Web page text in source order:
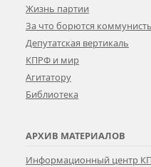
Жизнь партии
За что борются
Депутатская вертикаль
КПРФ и мир
Агитатору
Библиотека
АРХИВ МАТЕРИАЛОВ
Информационный центр